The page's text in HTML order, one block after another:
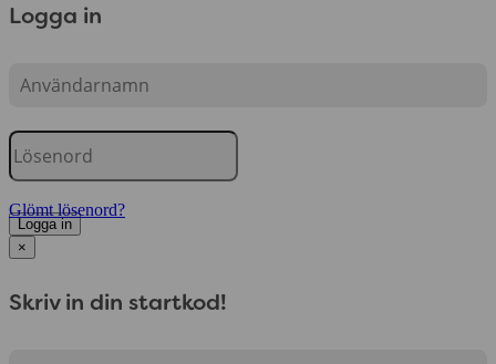
Logga in
Glömt lösenord?
Logga in
×
Skriv in din startkod!